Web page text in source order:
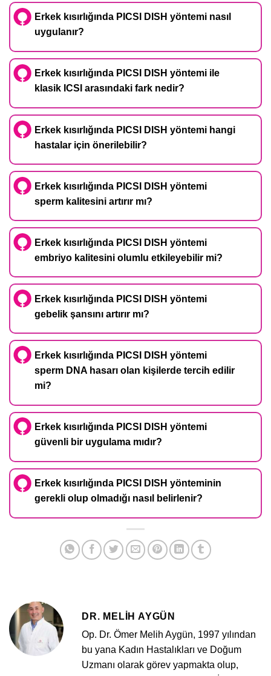
Erkek kısırlığında PICSI DISH yöntemi nasıl
uygulanır?
Erkek kısırlığında PICSI DISH yöntemi ile
klasik ICSI arasındaki fark nedir?
Erkek kısırlığında PICSI DISH yöntemi hangi
hastalar için önerilebilir?
Erkek kısırlığında PICSI DISH yöntemi
sperm kalitesini artırır mı?
Erkek kısırlığında PICSI DISH yöntemi
embriyo kalitesini olumlu etkileyebilir mi?
Erkek kısırlığında PICSI DISH yöntemi
gebelik şansını artırır mı?
Erkek kısırlığında PICSI DISH yöntemi
sperm DNA hasarı olan kişilerde tercih edilir
mi?
Erkek kısırlığında PICSI DISH yöntemi
güvenli bir uygulama mıdır?
Erkek kısırlığında PICSI DISH yönteminin
gerekli olup olmadığı nasıl belirlenir?
DR. MELIH AYGÜN
Op. Dr. Ömer Melih Aygün, 1997 yılından
bu yana Kadın Hastalıkları ve Doğum
Uzmanı olarak görev yapmakta olup,